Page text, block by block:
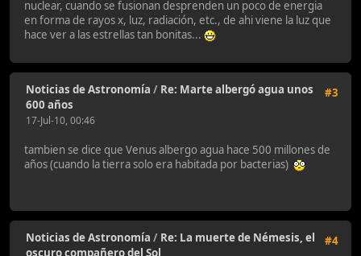
nuclear, cuando se fusionan desprenden un poco de energia
en forma de rayos x, luz, radiación, etc., de ahi viene la luz que
hace ver a las estrellas tan bonitas...
#3
Noticias de Astronomía / Re: Marte albergó agua unos
600 años
17-Jul-10, 00:46
tambien se dice que Venus albergo agua hace 500 millones de
años (cuando la tierra solo era habitada por bacterias)
#4
Noticias de Astronomía / Re: La muerte de Némesis, el
oscuro compañero del Sol